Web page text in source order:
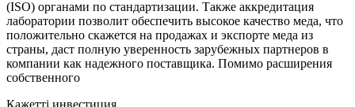
(ISO) органами по стандартизации. Также аккредитация
лаборатории позволит обеспечить высокое качество меда, что
положительно скажется на продажах и экспорте меда из
страны, даст полную уверенность зарубежных партнеров в
компании как надежного поставщика. Помимо расширения
собственного
Қажетті инвестиция